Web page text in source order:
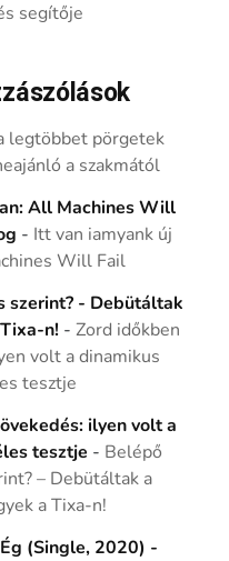
segítője
legtöbbet pörgetek
a szakmától
All Machines Will
- Itt van iamyank új
Will Fail
szerint? - Debütáltak
n! -Zord időkben
volt a dinamikus
tesztje
ilyen volt a
tesztje - Belépő
– Debütáltak a
a Tixa-n!
(Single, 2020) -